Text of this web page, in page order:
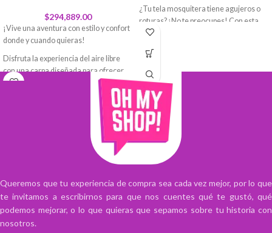
$294,889.00
¡Vive una aventura con estilo y confort
donde y cuando quieras!
Disfruta la experiencia del aire libre
con una carpa diseñada para ofrecer
comodidad, protección y practicidad en
cada aventura. Su estructura espaciosa
permite disfrutar de un descanso
reparador al aire libre, resguardándote
Cuenta con ventilación eficiente y
estabilidad, garantizando un ambiente
es rápido y sencillo, ideal para quienes
buscan aprovechar al máximo el
tiempo de relax sin complicaciones.
Perfecta para escapadas familiares,
¿Tu tela mosquitera tiene agujeros o
roturas? ¡No te preocupes! Con esta
cinta reparadora de fibra de vidrio,
dañadas y mantener a los insectos
fuera de tu espacio. Es una solución
rápida, efectiva y de larga duración
para reparar pantallas en ventanas,
puertas, tiendas de campaña, piscinas y
mucho más.
Por qué elegir esta cinta:
Es la solución perfecta para prolongar
la vida útil de tus mosquiteros y ahorrar
práctico y adhesivo confiable aseguran
que puedas realizar reparaciones de
Queremos que tu experiencia de compra sea cada vez mejor, por lo que
te invitamos a escribirnos para que nos cuentes qué te gustó, qué
podemos mejorar, o lo que quieras que sepamos sobre tu historia con
nosotros.